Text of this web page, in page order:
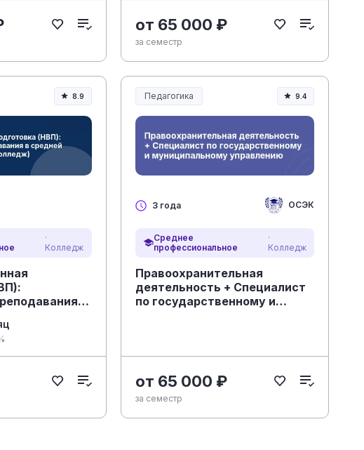
от 65 000 ₽
за семестр
8.9
·
Колледж
в
Педагогика
Образование и педагогика
9.4
3 года ОСЭК
Среднее
профессиональное
·
Колледж
Правоохранительная
деятельность + Специалист
по государственному и
от 65 000 ₽
за семестр